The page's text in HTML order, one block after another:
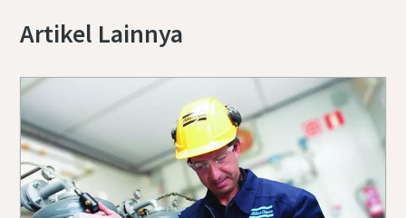
Artikel Lainnya